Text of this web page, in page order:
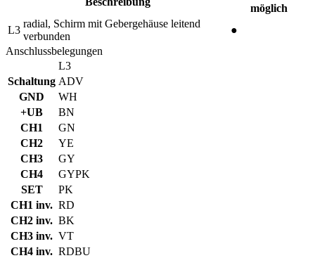
möglich
L3
radial, Schirm mit Gebergehäuse leitend
verbunden
●
Anschlussbelegungen
L3
Schaltung ADV
GND
WH
+UB
BN
CH1
GN
CH2
YE
CH3
GY
CH4
GYPK
SET
PK
CH1 inv. RD
CH2 inv. BK
CH3 inv. VT
CH4 inv. RDBU